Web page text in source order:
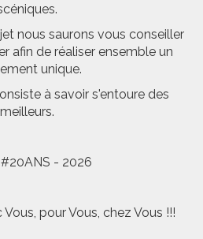
nous saurons vous conseiller
afin de réaliser ensemble un
unique.
à savoir s'entoure des
meilleurs.
- 2026
pour Vous, chez Vous !!!